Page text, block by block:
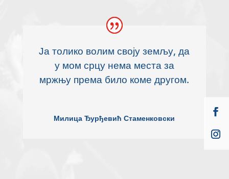
Ја толико волим своју земљу, да
у мом срцу нема места за
мржњу према било коме другом.
Милица Ђурђевић Стаменковски